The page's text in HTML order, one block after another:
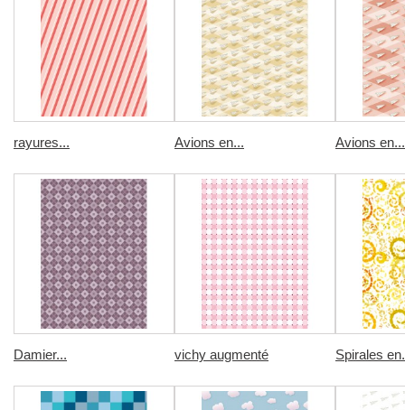
rayures... Avions en... Avions en...
Damier... vichy augmenté Spirales